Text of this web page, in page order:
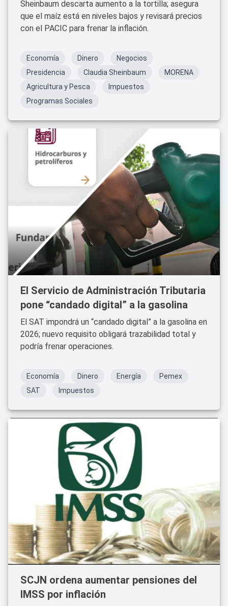
Sheinbaum descarta aumento a la tortilla; asegura
que el maíz está en niveles bajos y revisará precios
con el PACIC para frenar la inflación.
Economía Dinero
Negocios
Presidencia
Claudia Sheinbaum
MORENA
Agricultura y Pesca
Impuestos
Programas Sociales
El Servicio de Administración Tributaria
pone “candado digital” a la gasolina
El SAT impondrá un “candado digital” a la gasolina en
2026; nuevo requisito obligará trazabilidad total y
podría frenar operaciones.
Economía Dinero Energía
Pemex
SAT
Impuestos
SCJN ordena aumentar pensiones del
IMSS por inflación